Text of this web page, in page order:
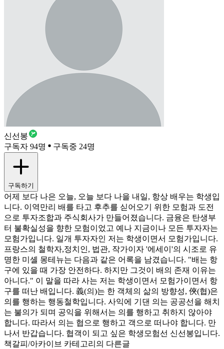
신선봉
구독자 94명
구독중 24명
구독하기
어제 보다 나은 오늘, 오늘 보다 나을 내일, 항상 배우는 학생입
니다. 이역만리 배를 타고 후추를 싣어오기 위한 모험과 도전
으로 투자조합과 주식회사가 만들어졌습니다. 금융은 탄생부
터 불확실성을 향한 모험이었고 예나 지금이나 모든 투자자는
모험가입니다. 일개 투자자인 저는 학생이면서 모험가입니다.
프랑스의 철학자,정치인, 법관, 작가이자 '에세이'의 시조로 유
명한 미셸 몽테뉴는 다음과 같은 어록을 남겼습니다. "배는 항
구에 있을 때 가장 안전하다. 하지만 그것이 배의 존재 이유는
아니다." 이 말을 따라 사는 저는 학생이면서 모험가이면서 항
구를 떠난 배입니다. 義(의)는 한 객체의 삶의 방향성, 俠(협)은
의를 행하는 행동철학입니다. 사익에 기댄 의는 공공선을 해치
는 불의가 되며 공익을 위해서는 의를 행하고 취하지 않아야
합니다. 따라서 의는 협으로 행하고 객으로 떠나야 합니다. 만
나서 반갑습니다. 협객이 되고 싶은 학생모험선 신선봉입니다.
책갈피/아카이브 카테고리의 다른글